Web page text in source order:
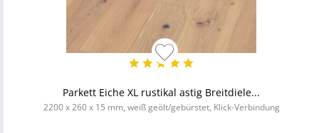
Parkett Eiche XL rustikal astig Breitdiele...
2200 x 260 x 15 mm, weiß geölt/gebürstet, Klick-Verbindung